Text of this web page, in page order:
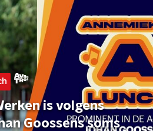
is volgens
Goossens soms